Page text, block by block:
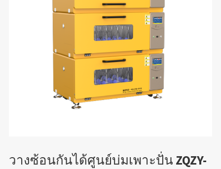
วางซ้อนกันได้ศูนย์บ่มเพาะปั่น ZQZY-